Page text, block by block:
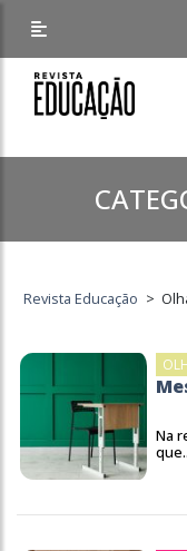
Revista Educação >
Na